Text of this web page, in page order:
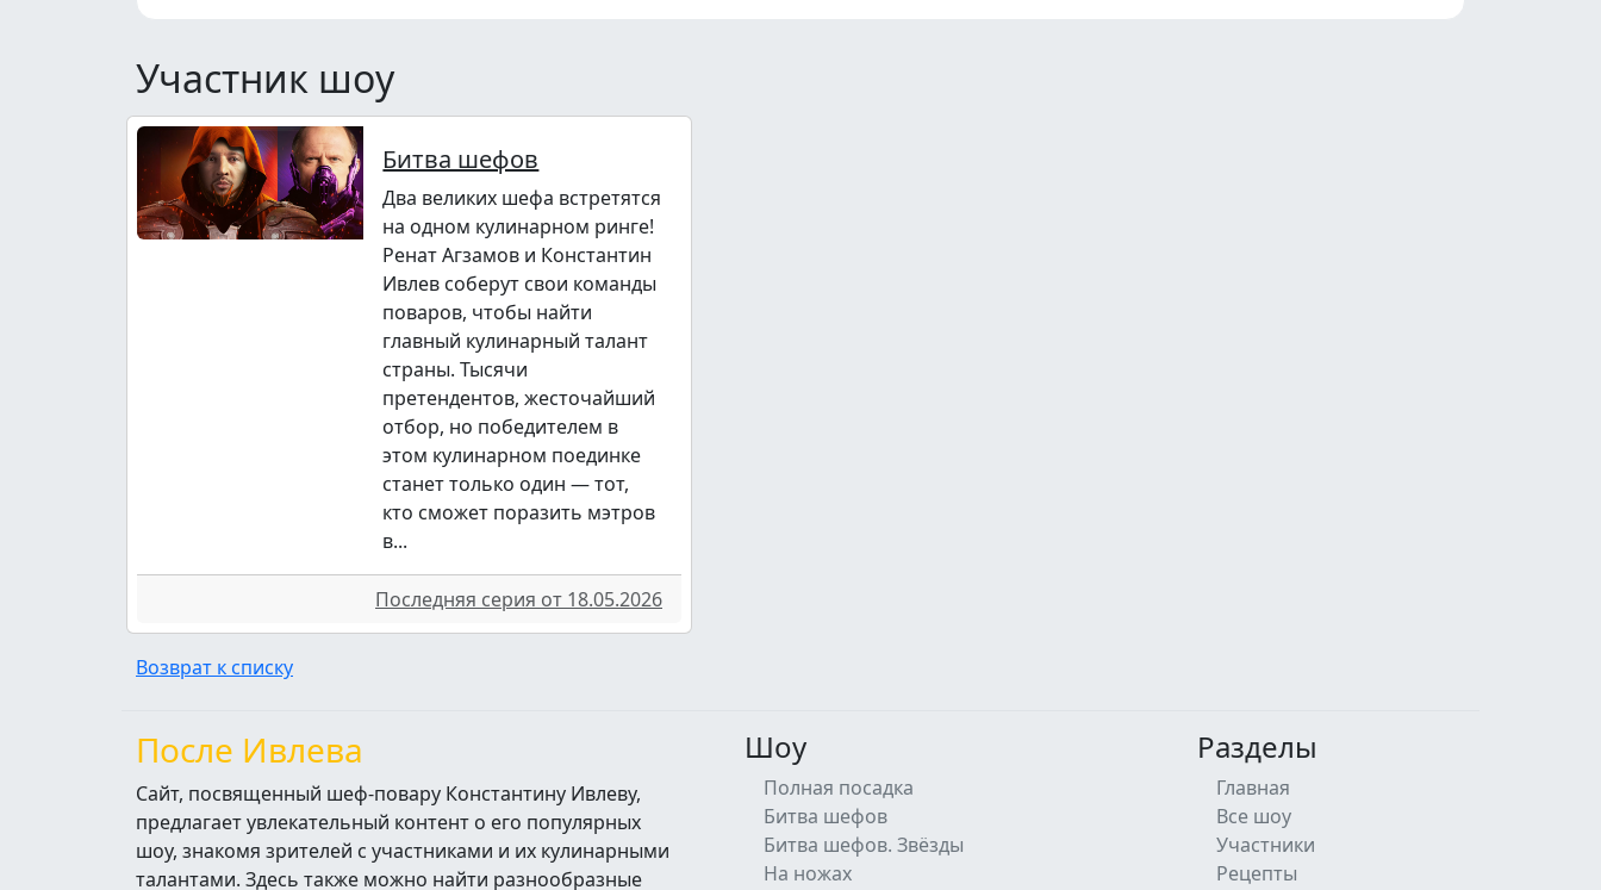
Участник шоу
Битва шефов
Два великих шефа встретятся
на одном кулинарном ринге!
Ренат Агзамов и Константин
Ивлев соберут свои команды
поваров, чтобы найти
главный кулинарный талант
страны. Тысячи
претендентов, жесточайший
отбор, но победителем в
этом кулинарном поединке
станет только один — тот,
кто сможет поразить мэтров
в...
Последняя серия от 18.05.2026
Возврат к списку
После Ивлева
Сайт, посвященный шеф-повару Константину Ивлеву,
предлагает увлекательный контент о его популярных
шоу, знакомя зрителей с участниками и их кулинарными
талантами. Здесь также можно найти разнообразные
Шоу
Полная посадка
Битва шефов
Битва шефов. Звёзды
На ножах
Разделы
Главная
Все шоу
Участники
Рецепты